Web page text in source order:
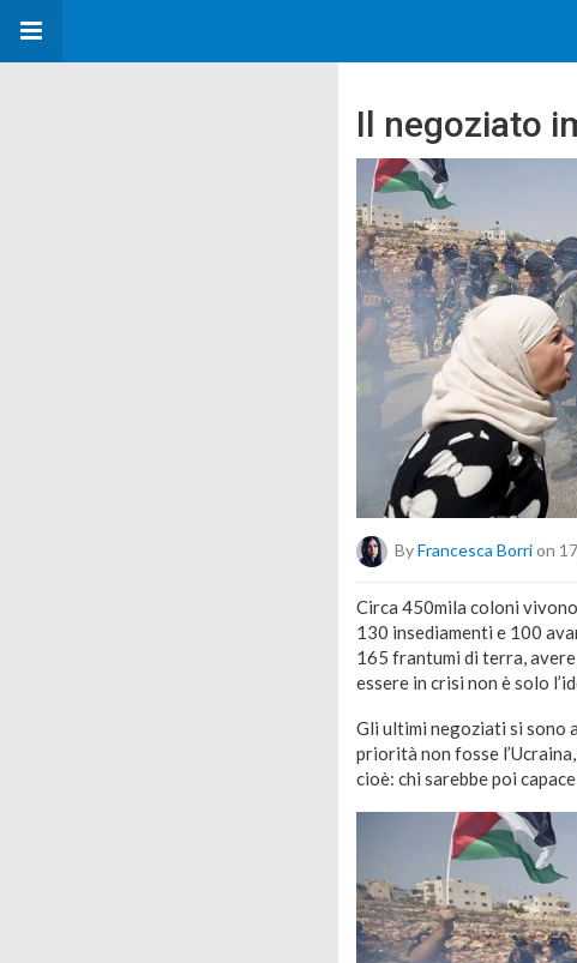
Il negoziato
ByFrancesca Borrion
Circa 450mila coloni
130 insediamenti e 100
165 frantumi di terra,
essere in crisi non è solo
Gli ultimi negoziati si sono
priorità non fosse
cioè: chi sarebbe poi